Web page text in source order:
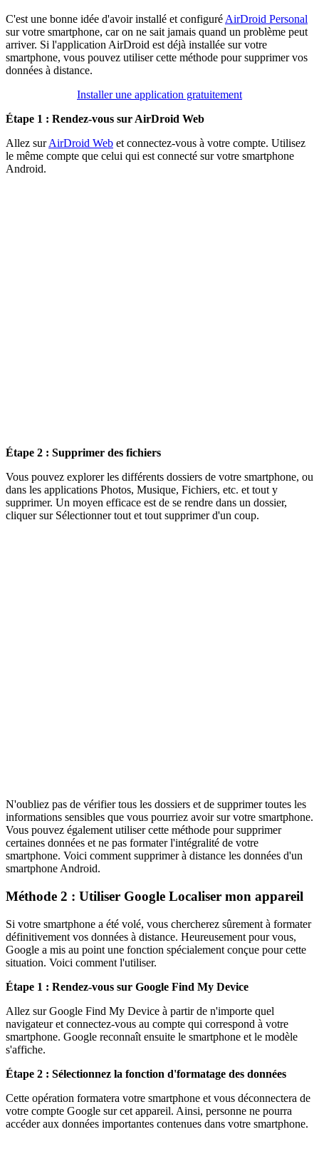
C'est une bonne idée d'avoir installé et configuré AirDroid Personal
sur votre smartphone, car on ne sait jamais quand un problème peut
arriver. Si l'application AirDroid est déjà installée sur votre
smartphone, vous pouvez utiliser cette méthode pour supprimer vos
données à distance.
Installer une application gratuitement
Étape 1 : Rendez-vous sur AirDroid Web
Allez surAirDroid Web et connectez-vous à votre compte. Utilisez
le même compte que celui qui est connecté sur votre smartphone
Android.
Étape 2 : Supprimer des fichiers
Vous pouvez explorer les différents dossiers de votre smartphone, ou
dans les applications Photos, Musique, Fichiers, etc. et tout y
supprimer. Un moyen efficace est de se rendre dans un dossier,
cliquer sur Sélectionner tout et tout supprimer d'un coup.
N'oubliez pas de vérifier tous les dossiers et de supprimer toutes les
informations sensibles que vous pourriez avoir sur votre smartphone.
Vous pouvez également utiliser cette méthode pour supprimer
certaines données et ne pas formater l'intégralité de votre
smartphone. Voici comment supprimer à distance les données d'un
smartphone Android.
Méthode 2 : Utiliser Google Localiser mon appareil
Si votre smartphone a été volé, vous chercherez sûrement à formater
définitivement vos données à distance. Heureusement pour vous,
Google a mis au point une fonction spécialement conçue pour cette
situation. Voici comment l'utiliser.
Étape 1 : Rendez-vous sur Google Find My Device
Allez sur Google Find My Device à partir de n'importe quel
navigateur et connectez-vous au compte qui correspond à votre
smartphone. Google reconnaît ensuite le smartphone et le modèle
s'affiche.
Étape 2 : Sélectionnez la fonction d'formatage des données
Cette opération formatera votre smartphone et vous déconnectera de
votre compte Google sur cet appareil. Ainsi, personne ne pourra
accéder aux données importantes contenues dans votre smartphone.